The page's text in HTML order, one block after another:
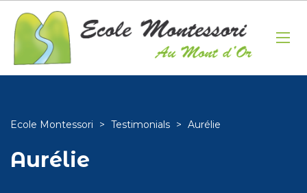
Ecole Montessori > Testimonials > Aurélie
Aurélie